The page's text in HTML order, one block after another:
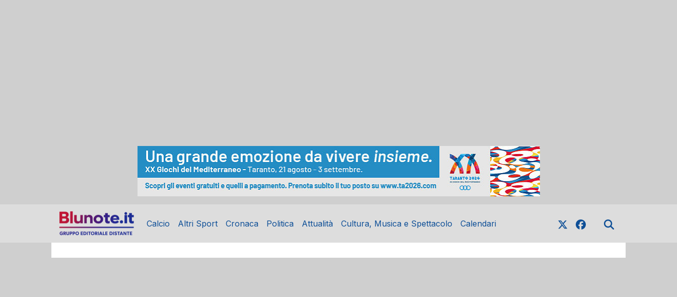
Calcio Altri Sport Cronaca Politica Attualità Cultura, Musica e Spettacolo Calendari